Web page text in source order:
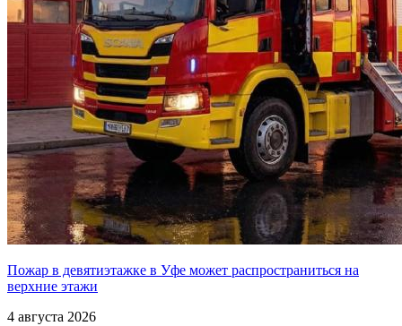
Пожар в девятиэтажке в Уфе может распространиться на
верхние этажи
4 августа 2026